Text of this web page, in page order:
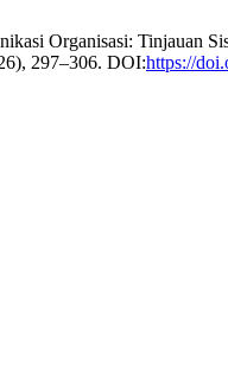
Organisasi: Tinjauan
297–306. DOI:https://